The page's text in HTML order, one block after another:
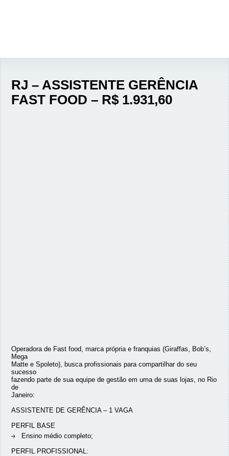
RJ – ASSISTENTE GERÊNCIA
FAST FOOD – R$ 1.931,60
Operadora de Fast food, marca própria e franquias (Giraffas, Bob’s,
Mega
Matte e Spoleto), busca profissionais para compartilhar do seu
sucesso
fazendo parte de sua equipe de gestão em uma de suas lojas, no Rio
de
Janeiro:
ASSISTENTE DE GERÊNCIA – 1 VAGA
PERFIL BASE
Ensino médio completo;
PERFIL PROFISSIONAL: